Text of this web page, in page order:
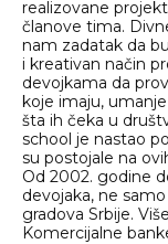
realizovane
članove tima.
nam zadatak da
i kreativan način
devojkama da
koje imaju,
šta ih čeka u
school je nastao
su postojale na
Od 2002. godine
devojaka, ne
gradova Srbije.
Komercijalne